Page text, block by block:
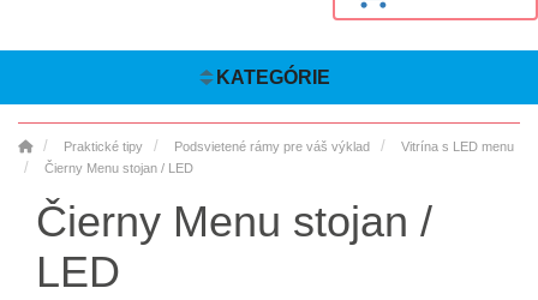
KATEGÓRIE
Praktické tipy Podsvietené rámy pre váš výklad
Vitrína s LED menu
Čierny Menu stojan / LED
Čierny Menu stojan /
LED